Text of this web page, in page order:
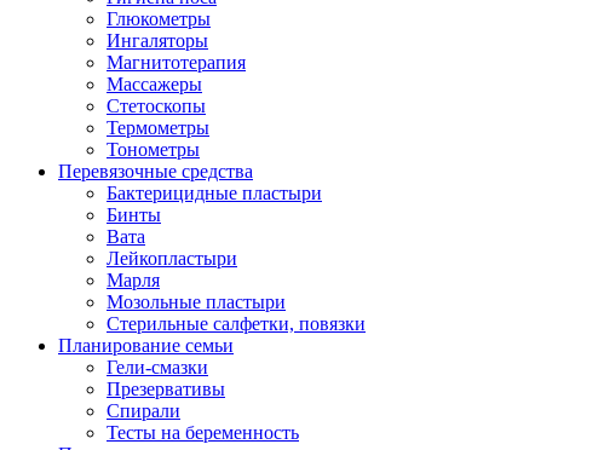
Глюкометры
Ингаляторы
Магнитотерапия
Массажеры
Стетоскопы
Термометры
Тонометры
Перевязочные средства
Бактерицидные пластыри
Бинты
Вата
Лейкопластыри
Марля
Мозольные пластыри
Стерильные салфетки, повязки
Планирование семьи
Гели-смазки
Презервативы
Спирали
Тесты на беременность